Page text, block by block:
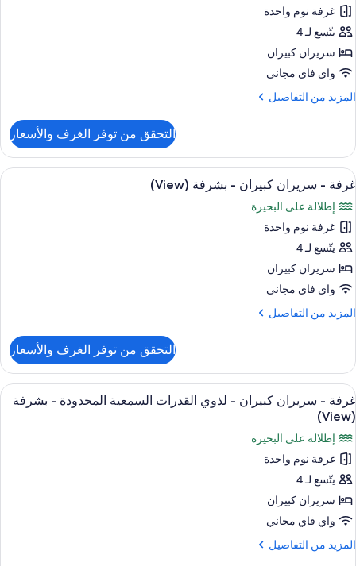
بشرفة
غرفة
-
سريران
كبيران
-
السمعية
المحدودة
-
بشرفة
(Hearing
Accessible,
Terrace)
غرفة نوم واحدة
يتّسع لـ 4
سريران كبيران
واي فاي مجاني
المزيد من التفاصيل
المزيد
غرفة
سريران
كبيران
-
لذوي
القدرات
السمعية
المحدودة
بشرفة
(Hearing
Accessible,
التحقق من توفر الغرف والأسعار
استعراض
جميع
صور
غرفة
-
سريران
كبيران
-
بشرفة
أغطية فراش متميزة وخزنة داخل
5
غرفة - سريران كبيران - بشرفة (View)
إطلالة على البحيرة
غرفة نوم واحدة
يتّسع لـ 4
سريران كبيران
واي فاي مجاني
المزيد من التفاصيل
المزيد
غرفة
سريران
كبيران
-
بشرفة
التحقق من توفر الغرف والأسعار
استعراض
جميع
صور
غرفة
-
سريران
كبيران
-
لذوي
القدرات
أغطية فراش متميزة وخزنة داخل
5
غرفة - سريران كبيران - لذوي القدرات السمعية المحدودة - بشرفة
(View)
إطلالة على البحيرة
غرفة نوم واحدة
يتّسع لـ 4
سريران كبيران
واي فاي مجاني
المزيد من التفاصيل
المزيد